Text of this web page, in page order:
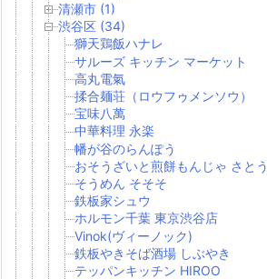
清瀬市 (1)
渋谷区 (34)
獅天鶏飯ハナレ
サルーズ キッチン マーケット
高丸電氣
揉合麺荘（ロウフゥメンソウ）
宝味八萬
中華料理 永楽
幡が谷のらんぽう
おそうざいと煎餅もんじゃ さとう
そうめん そそそ
鉄板家シュウ
ホルモン千葉 東京渋谷店
Vinok(ヴィーノック)
鉄板やきそば酒場 しぶやき
テッパンキッチン HIROO